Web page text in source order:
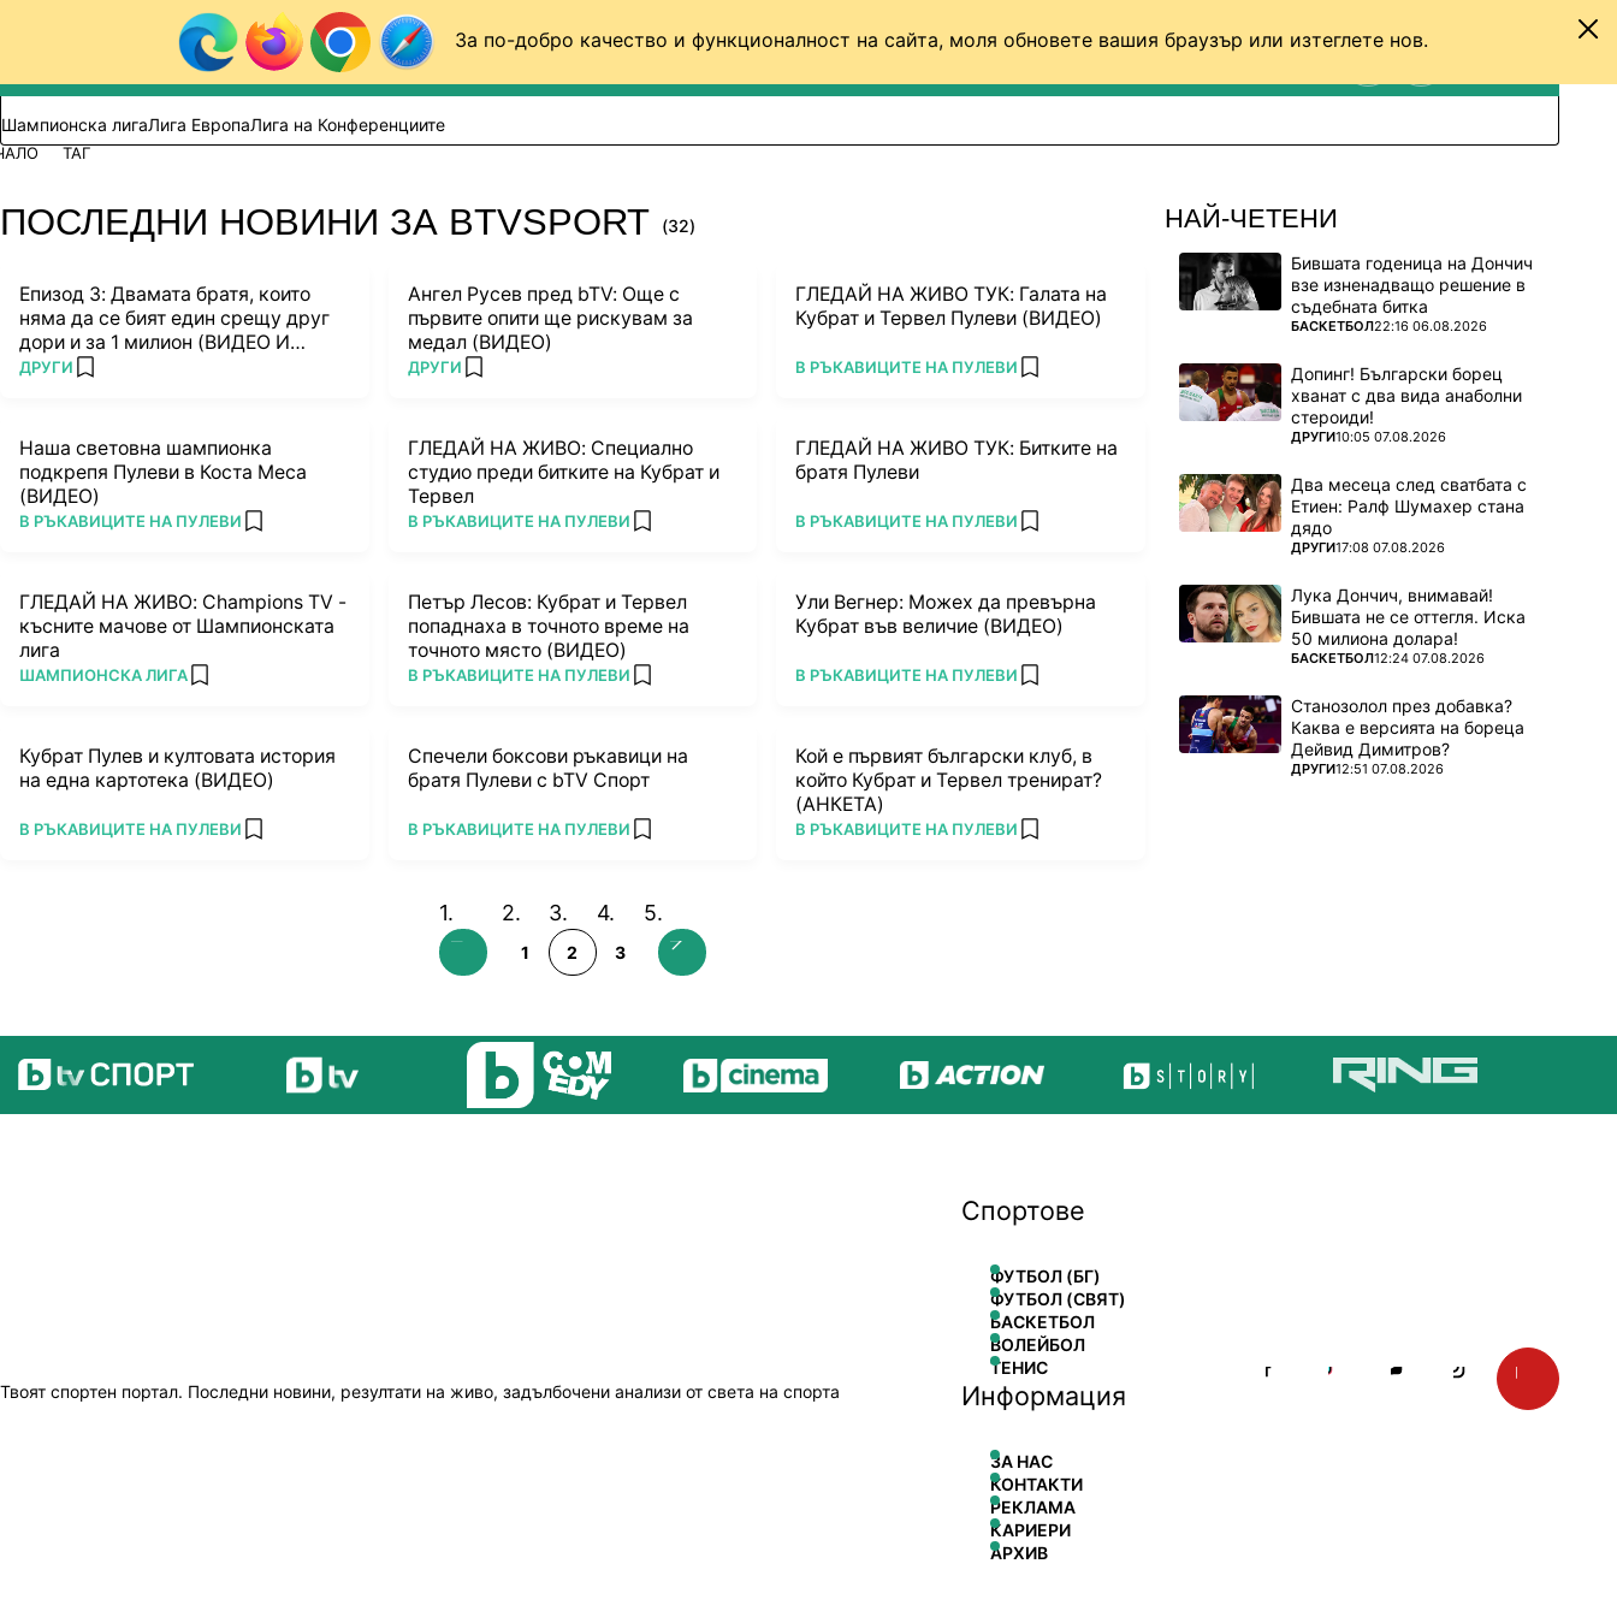
За по-добро качество и функционалност на сайта, моля обновете вашия браузър или изтеглете нов.
Към съдържанието
Търси в сайта
ВИДЕО ФУТБОЛ (БГ)
Шампионска лигаЛига ЕвропаЛига на Конференциите
ТАГ
ПОСЛЕДНИ НОВИНИ ЗА BTVSPORT (32)
Епизод 3: Двамата братя, които
няма да се бият един срещу друг
дори и за 1 милион (ВИДЕО И
СНИМКИ)
ПОВЕЧЕ ОТ
ДРУГИ add favorites
Ангел Русев пред bTV: Още с
първите опити ще рискувам за
медал (ВИДЕО)
ПОВЕЧЕ ОТ
ДРУГИ add favorites
ГЛЕДАЙ НА ЖИВО ТУК: Галата на
Кубрат и Тервел Пулеви (ВИДЕО)
ПОВЕЧЕ ОТ
В РЪКАВИЦИТЕ НА ПУЛЕВИ add favorites
Наша световна шампионка
подкрепя Пулеви в Коста Меса
(ВИДЕО)
ПОВЕЧЕ ОТ
В РЪКАВИЦИТЕ НА ПУЛЕВИ add favorites
ГЛЕДАЙ НА ЖИВО: Специално
студио преди битките на Кубрат и
Тервел
ПОВЕЧЕ ОТ
В РЪКАВИЦИТЕ НА ПУЛЕВИ add favorites
ГЛЕДАЙ НА ЖИВО ТУК: Битките на
братя Пулеви
ПОВЕЧЕ ОТ
В РЪКАВИЦИТЕ НА ПУЛЕВИ add favorites
ГЛЕДАЙ НА ЖИВО: Champions TV -
късните мачове от Шампионската
лига
ПОВЕЧЕ ОТ
ШАМПИОНСКА ЛИГА add favorites
Петър Лесов: Кубрат и Тервел
попаднаха в точното време на
точното място (ВИДЕО)
ПОВЕЧЕ ОТ
В РЪКАВИЦИТЕ НА ПУЛЕВИ add favorites
Ули Вегнер: Можех да превърна
Кубрат във величие (ВИДЕО)
ПОВЕЧЕ ОТ
В РЪКАВИЦИТЕ НА ПУЛЕВИ add favorites
Кубрат Пулев и култовата история
на една картотека (ВИДЕО)
ПОВЕЧЕ ОТ
В РЪКАВИЦИТЕ НА ПУЛЕВИ add favorites
Спечели боксови ръкавици на
братя Пулеви с bTV Спорт
ПОВЕЧЕ ОТ
В РЪКАВИЦИТЕ НА ПУЛЕВИ add favorites
Кой е първият български клуб, в
който Кубрат и Тервел тренират?
(АНКЕТА)
ПОВЕЧЕ ОТ
В РЪКАВИЦИТЕ НА ПУЛЕВИ add favorites
1 2 3
НАЙ-ЧЕТЕНИ
Бившата годеница на Дончич
взе изненадващо решение в
съдебната битка
ПОВЕЧЕ ОТ
БАСКЕТБОЛ22:16 06.08.2026
Допинг! Български борец
хванат с два вида анаболни
стероиди!
ПОВЕЧЕ ОТ
ДРУГИ10:05 07.08.2026
Два месеца след сватбата с
Етиен: Ралф Шумахер стана
дядо
ПОВЕЧЕ ОТ
ДРУГИ17:08 07.08.2026
Лука Дончич, внимавай!
Бившата не се оттегля. Иска
50 милиона долара!
ПОВЕЧЕ ОТ
БАСКЕТБОЛ12:24 07.08.2026
Станозолол през добавка?
Каква е версията на бореца
Дейвид Димитров?
ПОВЕЧЕ ОТ
ДРУГИ12:51 07.08.2026
Твоят спортен портал. Последни новини, резултати на живо, задълбочени анализи от света на спорта
Спортове
ФУТБОЛ (БГ)
ФУТБОЛ (СВЯТ)
БАСКЕТБОЛ
ВОЛЕЙБОЛ
ТЕНИС
Информация
ЗА НАС
КОНТАКТИ
РЕКЛАМА
КАРИЕРИ
АРХИВ